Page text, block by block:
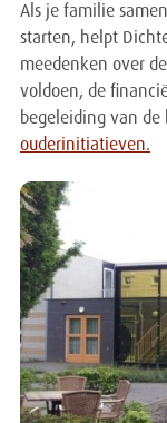
Als je familie
starten, helpt
meedenken over
voldoen, de
begeleiding van de
ouderinitiatieven.